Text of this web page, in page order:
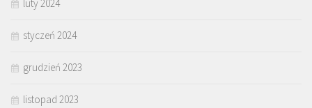
luty 2024
styczeń 2024
grudzień 2023
listopad 2023